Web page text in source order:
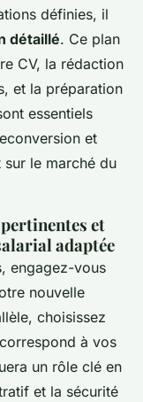
définies, il
détaillé. Ce plan
CV, la rédaction
et la préparation
essentiels
et
le marché du
et
adaptée
engagez-vous
nouvelle
choisissez
à vos
un rôle clé en
et la sécurité